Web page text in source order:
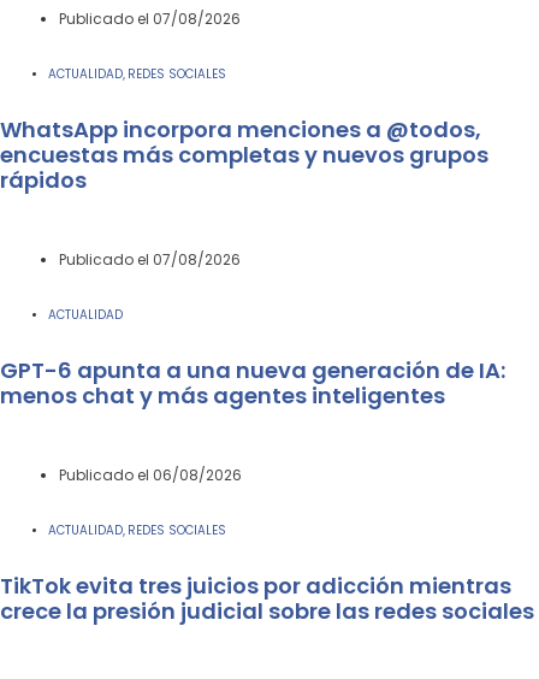
Publicado el 07/08/2026
ACTUALIDAD REDES SOCIALES
WhatsApp incorpora menciones a @todos,
encuestas más completas y nuevos grupos
rápidos
Publicado el 07/08/2026
ACTUALIDAD
GPT-6 apunta a una nueva generación de IA:
menos chat y más agentes inteligentes
Publicado el 06/08/2026
ACTUALIDAD, REDES SOCIALES
TikTok evita tres juicios por adicción mientras
crece la presión judicial sobre las redes sociales